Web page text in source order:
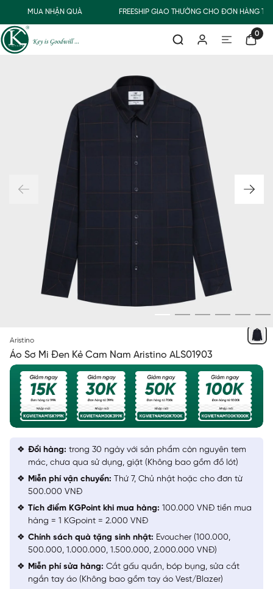
MUA NHẬN QUÀ FREESHIP GIAO THƯỜNG CHO ĐƠN HÀNG
0
Aristino
Áo Sơ Mi Đen Kẻ Cam Nam Aristino ALS01903
Đổi hàng: trong 30 ngày với sản phẩm còn nguyên tem
mác, chưa qua sử dụng, giặt (Không bao gồm đồ lót)
Miễn phí vận chuyển: Thứ 7, Chủ nhật hoặc cho đơn từ
500.000 VNĐ
Tích điểm KGPoint khi mua hàng: 100.000 VNĐ tiền mua
hàng = 1 KGpoint = 2.000 VNĐ
Chính sách quà tặng sinh nhật: Evoucher (100.000,
500.000, 1.000.000, 1.500.000, 2.000.000 VNĐ)
Miễn phí sửa hàng: Cắt gấu quần, bóp bụng, sửa cắt
ngắn tay áo (Không bao gồm tay áo Vest/Blazer)